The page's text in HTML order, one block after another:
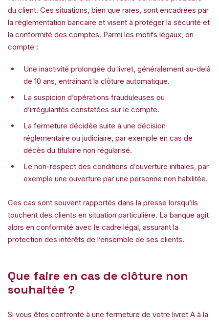
du client. Ces situations, bien que rares, sont encadrées par
la réglementation bancaire et visent à protéger la sécurité et
la conformité des comptes. Parmi les motifs légaux, on
compte :
Une inactivité prolongée du livret, généralement au-delà
de 10 ans, entraînant la clôture automatique.
La suspicion d’opérations frauduleuses ou
d’irrégularités constatées sur le compte.
La fermeture décidée suite à une décision
réglementaire ou judiciaire, par exemple en cas de
décès du titulaire non régularisé.
Le non-respect des conditions d’ouverture initiales, par
exemple une ouverture par une personne non habilitée.
Ces cas sont souvent rapportés dans la presse lorsqu’ils
touchent des clients en situation particulière. La banque agit
alors en conformité avec le cadre légal, assurant la
protection des intérêts de l’ensemble de ses clients.
Que faire en cas de clôture non
souhaitée ?
Si vous êtes confronté à une fermeture de votre livret A à la